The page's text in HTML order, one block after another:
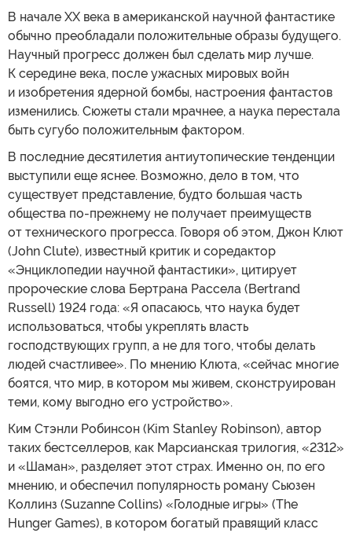
В начале XX века в американской научной фантастике
обычно преобладали положительные образы будущего.
Научный прогресс должен был сделать мир лучше.
К середине века, после ужасных мировых войн
и изобретения ядерной бомбы, настроения фантастов
изменились. Сюжеты стали мрачнее, а наука перестала
быть сугубо положительным фактором.
В последние десятилетия антиутопические тенденции
выступили еще яснее. Возможно, дело в том, что
существует представление, будто большая часть
общества по-прежнему не получает преимуществ
от технического прогресса. Говоря об этом, Джон Клют
(John Clute), известный критик и соредактор
«Энциклопедии научной фантастики», цитирует
пророческие слова Бертрана Рассела (Bertrand
Russell) 1924 года: «Я опасаюсь, что наука будет
использоваться, чтобы укреплять власть
господствующих групп, а не для того, чтобы делать
людей счастливее». По мнению Клюта, «сейчас многие
боятся, что мир, в котором мы живем, сконструирован
теми, кому выгодно его устройство».
Ким Стэнли Робинсон (Kim Stanley Robinson), автор
таких бестселлеров, как Марсианская трилогия, «2312»
и «Шаман», разделяет этот страх. Именно он, по его
мнению, и обеспечил популярность роману Сьюзен
Коллинз (Suzanne Collins) «Голодные игры» (The
Hunger Games), в котором богатый правящий класс